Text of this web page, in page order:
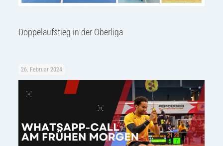
Doppelaufstieg in der Oberliga
26. Februar 2024